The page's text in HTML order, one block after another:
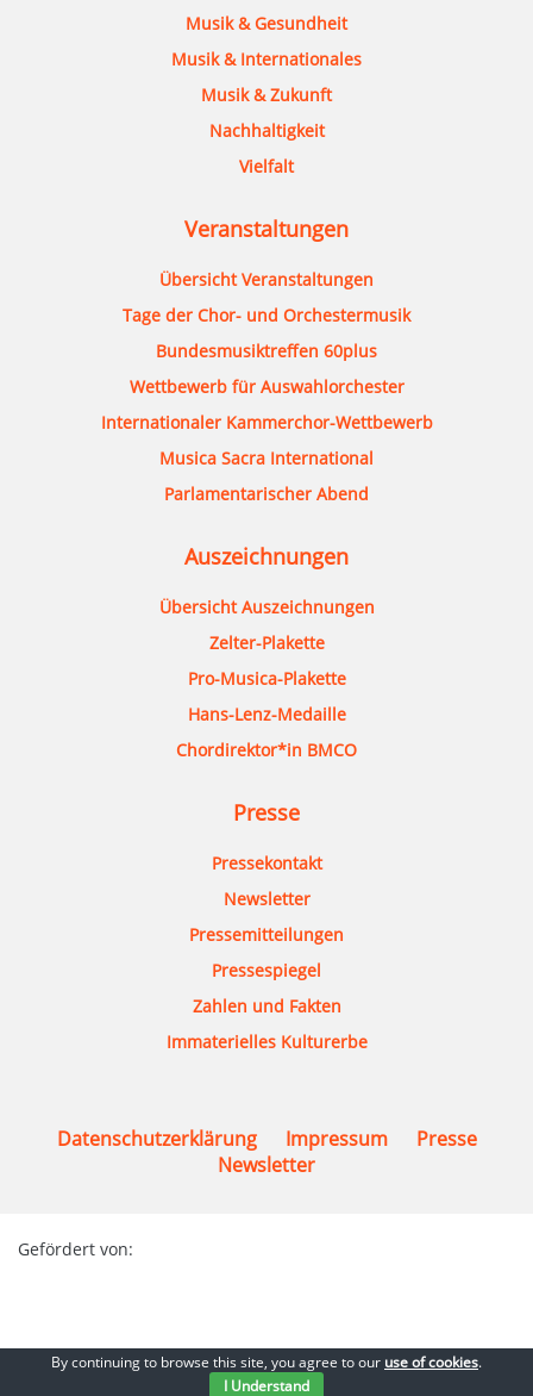
Musik & Gesundheit
Musik & Internationales
Musik & Zukunft
Nachhaltigkeit
Vielfalt
Veranstaltungen
Übersicht Veranstaltungen
Tage der Chor- und Orchestermusik
Bundesmusiktreffen 60plus
Wettbewerb für Auswahlorchester
Internationaler Kammerchor-Wettbewerb
Musica Sacra International
Parlamentarischer Abend
Auszeichnungen
Übersicht Auszeichnungen
Zelter-Plakette
Pro-Musica-Plakette
Hans-Lenz-Medaille
Chordirektor*in BMCO
Presse
Pressekontakt
Newsletter
Pressemitteilungen
Pressespiegel
Zahlen und Fakten
Immaterielles Kulturerbe
Datenschutzerklärung Impressum
Presse
Newsletter
Gefördert von:
© 2026 Bundesmusikverband Chor & Orchester e.V.
By continuing to browse this site, you agree to our use of cookies.
I Understand